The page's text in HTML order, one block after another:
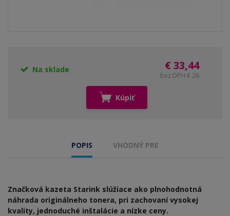
Na sklade € 33,44
bez DPH € 28
Kúpiť
POPIS VHODNÝ PRE
Značková kazeta Starink slúžiace ako plnohodnotná
náhrada originálneho tonera, pri zachovaní vysokej
kvality, jednoduché inštalácie a nízke ceny.